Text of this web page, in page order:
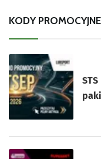
KODY PROMOCYJNE